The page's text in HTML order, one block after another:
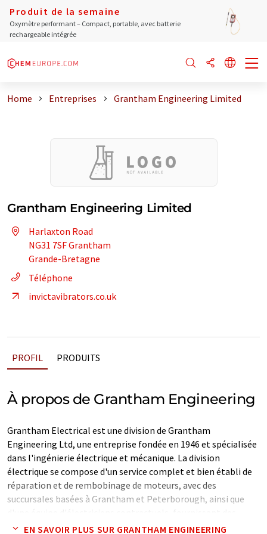
Produit de la semaine
Oxymètre performant – Compact, portable, avec batterie
rechargeable intégrée
Home Entreprises Grantham Engineering Limited
Grantham Engineering Limited
Harlaxton Road
NG31 7SF Grantham
Grande-Bretagne
Téléphone
invictavibrators.co.uk
PROFIL PRODUITS
À propos de Grantham Engineering
Grantham Electrical est une division de Grantham
Engineering Ltd, une entreprise fondée en 1946 et spécialisée
dans l'ingénierie électrique et mécanique. La division
électrique se compose d'un service complet et bien établi de
réparation et de rembobinage de moteurs, avec des
succursales basées à Grantham et Peterborough, ainsi que
services à la fois aux clients domestiques et commerciaux.
EN SAVOIR PLUS SUR GRANTHAM ENGINEERING